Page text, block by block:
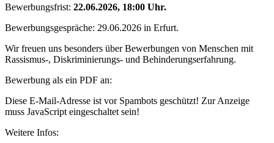
Bewerbungsfrist: 22.06.2026, 18:00 Uhr.
Bewerbungsgespräche: 29.06.2026 in Erfurt.
Wir freuen uns besonders über Bewerbungen von Menschen mit
Rassismus-, Diskriminierungs- und Behinderungserfahrung.
Bewerbung als ein PDF an:
Diese E-Mail-Adresse ist vor Spambots geschützt! Zur Anzeige
muss JavaScript eingeschaltet sein!
Weitere Infos: